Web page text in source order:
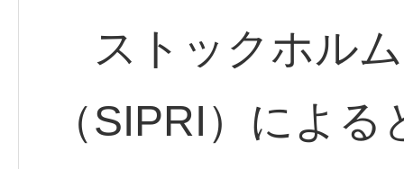
ストックホル
（SIPRI）による